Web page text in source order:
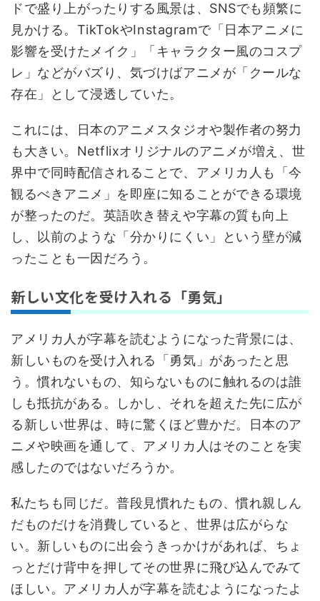
ドで盛り上がったりする風景は、SNSでも頻繁に
見かける。TikTokやInstagramで「日本アニメに
影響を受けたメイク」「キャラクター風のコスプ
レ」などがバズり、気づけばアニメが「クールな
存在」として浸透していた。
これには、日本のアニメスタジオや製作者の努力
も大きい。Netflixオリジナルのアニメが増え、世
界中で同時配信されることで、アメリカ人も「今
観るべきアニメ」を即座に知ることができる環境
が整ったのだ。英語吹き替えや字幕の質も向上
し、以前のような「分かりにくい」という壁が減
ったことも一因だろう。
新しい文化を受け入れる「勇気」
アメリカ人が字幕を読むようになった背景には、
新しいものを受け入れる「勇気」があったと思
う。慣れないもの、知らないものに触れるのは誰
しも抵抗がある。しかし、それを超えた先に広が
る新しい世界は、時に驚くほど豊かだ。日本のア
ニメや映画を通して、アメリカ人はそのことを実
感したのではないだろうか。
私たちも同じだ。普段見慣れたもの、慣れ親しん
だものだけを消費していると、世界は広がらな
い。新しいものに出会うきっかけがあれば、ちょ
っとだけ背中を押してその世界に飛び込んでみて
ほしい。アメリカ人が字幕を読むようになったよ